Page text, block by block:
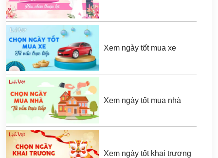
Xem ngày tốt mua xe
Xem ngày tốt mua nhà
Xem ngày tốt khai trương